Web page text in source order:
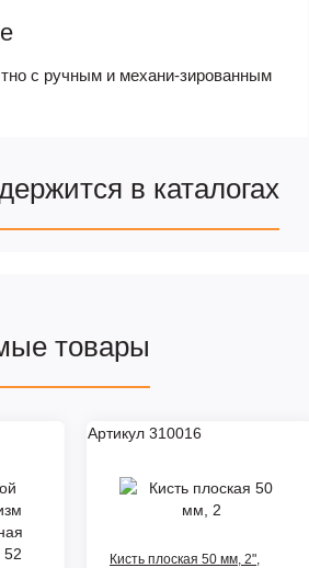
с ручным и механи-зированным
в каталогах
товары
Артикул 310016
Кисть плоская 50 мм, 2",